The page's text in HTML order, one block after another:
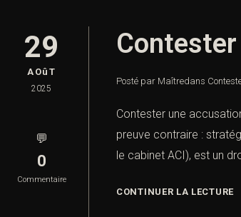
29
AOûT
2025
💬
0
Commentaire
Posté par Maîtredans
Contester une
preuve contraire :
le cabinet ACI), est un
CONTINUER LA LECTURE